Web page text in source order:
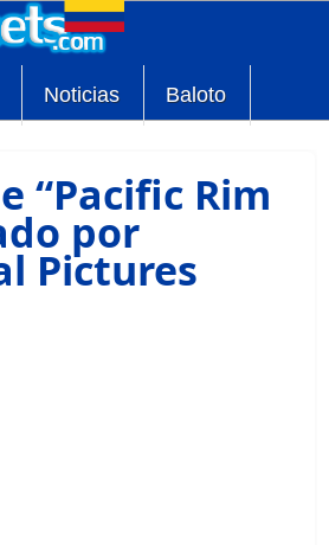
Noticias Baloto
“Pacific Rim
por
Pictures